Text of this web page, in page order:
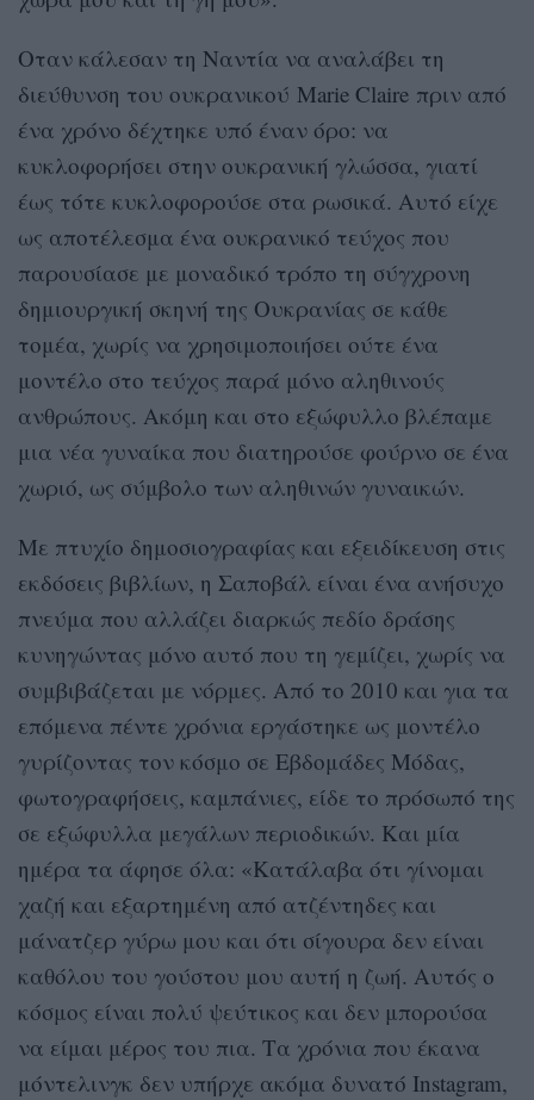
Οταν κάλεσαν τη Ναντία να αναλάβει τη
διεύθυνση του ουκρανικού Marie Claire πριν από
ένα χρόνο δέχτηκε υπό έναν όρο: να
κυκλοφορήσει στην ουκρανική γλώσσα, γιατί
έως τότε κυκλοφορούσε στα ρωσικά. Αυτό είχε
ως αποτέλεσμα ένα ουκρανικό τεύχος που
παρουσίασε με μοναδικό τρόπο τη σύγχρονη
δημιουργική σκηνή της Ουκρανίας σε κάθε
τομέα, χωρίς να χρησιμοποιήσει ούτε ένα
μοντέλο στο τεύχος παρά μόνο αληθινούς
ανθρώπους. Ακόμη και στο εξώφυλλο βλέπαμε
μια νέα γυναίκα που διατηρούσε φούρνο σε ένα
χωριό, ως σύμβολο των αληθινών γυναικών.
Με πτυχίο δημοσιογραφίας και εξειδίκευση στις
εκδόσεις βιβλίων, η Σαποβάλ είναι ένα ανήσυχο
πνεύμα που αλλάζει διαρκώς πεδίο δράσης
κυνηγώντας μόνο αυτό που τη γεμίζει, χωρίς να
συμβιβάζεται με νόρμες. Από το 2010 και για τα
επόμενα πέντε χρόνια εργάστηκε ως μοντέλο
γυρίζοντας τον κόσμο σε Εβδομάδες Μόδας,
φωτογραφήσεις, καμπάνιες, είδε το πρόσωπό της
σε εξώφυλλα μεγάλων περιοδικών. Και μία
ημέρα τα άφησε όλα: «Κατάλαβα ότι γίνομαι
χαζή και εξαρτημένη από ατζέντηδες και
μάνατζερ γύρω μου και ότι σίγουρα δεν είναι
καθόλου του γούστου μου αυτή η ζωή. Αυτός ο
κόσμος είναι πολύ ψεύτικος και δεν μπορούσα
να είμαι μέρος του πια. Τα χρόνια που έκανα
μόντελινγκ δεν υπήρχε ακόμα δυνατό Instagram,